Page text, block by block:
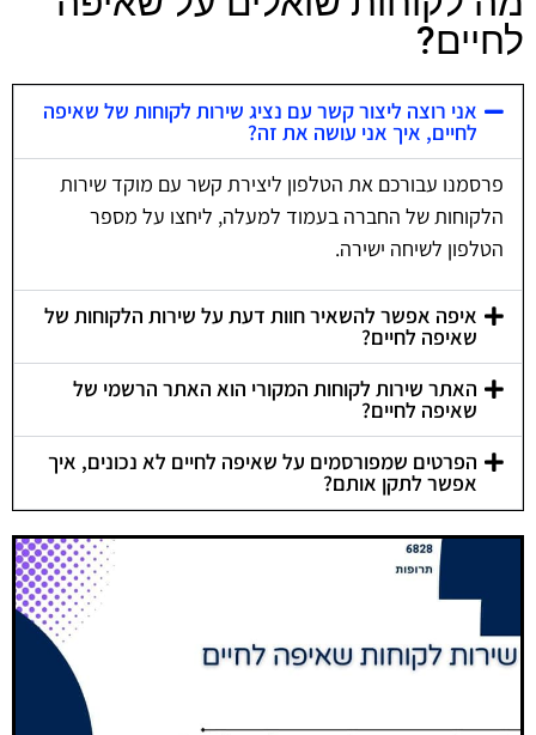
לחיים?
אני רוצה ליצור קשר עם נציג שירות לקוחות של שאיפה
לחיים, איך אני עושה את זה?
פרסמנו עבורכם את הטלפון ליצירת קשר עם מוקד שירות
הלקוחות של החברה בעמוד למעלה, ליחצו על מספר
הטלפון לשיחה ישירה.
איפה אפשר להשאיר חוות דעת על שירות הלקוחות של
שאיפה לחיים?
האתר שירות לקוחות המקורי הוא האתר הרשמי של
שאיפה לחיים?
הפרטים שמפורסמים על שאיפה לחיים לא נכונים, איך
אפשר לתקן אותם?